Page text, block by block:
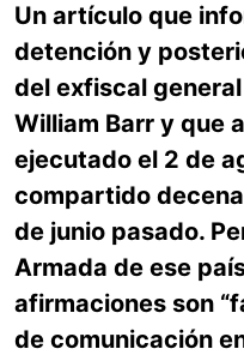
Un artículo que
detención y
del exfiscal
William Barr y que
ejecutado el 2 de
compartido
de junio pasado.
Armada de ese
afirmaciones son
de comunicación